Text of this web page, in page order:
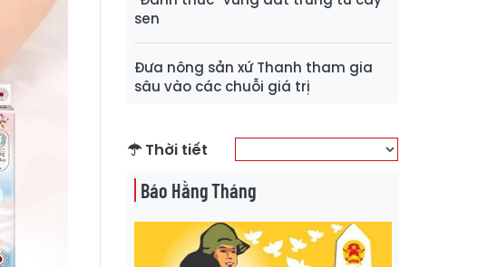
sen
Đưa nông sản xứ Thanh tham gia
sâu vào các chuỗi giá trị
Thời tiết
Báo Hằng Tháng